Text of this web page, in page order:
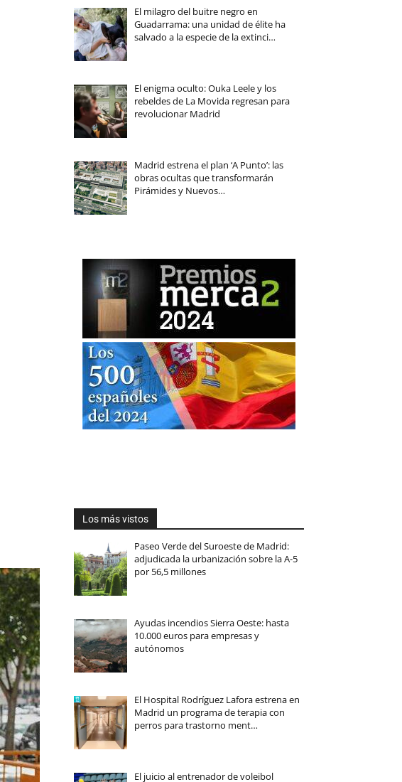
El milagro del buitre negro en
Guadarrama: una unidad de élite ha
salvado a la especie de la extinci…
El enigma oculto: Ouka Leele y los
rebeldes de La Movida regresan para
revolucionar Madrid
Madrid estrena el plan ‘A Punto’: las
obras ocultas que transformarán
Pirámides y Nuevos…
Los más vistos
Paseo Verde del Suroeste de Madrid:
adjudicada la urbanización sobre la A-5
por 56,5 millones
Ayudas incendios Sierra Oeste: hasta
10.000 euros para empresas y
autónomos
El Hospital Rodríguez Lafora estrena en
Madrid un programa de terapia con
perros para trastorno ment…
El juicio al entrenador de voleibol